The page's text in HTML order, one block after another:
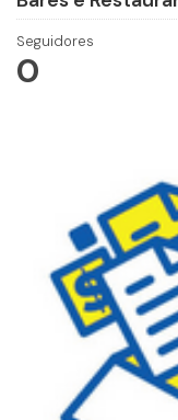
Seguidores
0